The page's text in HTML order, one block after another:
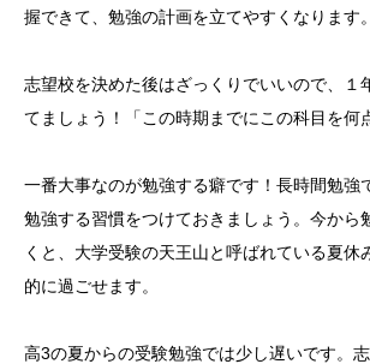
握できて、勉強の計画を立てやすくなります。
志望校を決めた後はざっくりでいいので、１
てましょう！「この時期までにこの科目を何
一番大事なのが勉強する癖です！長時間勉強
勉強する習慣をつけておきましょう。今から
くと、大学受験の天王山と呼ばれている夏休
的に過ごせます。
高3の夏からの受験勉強では少し遅いです。